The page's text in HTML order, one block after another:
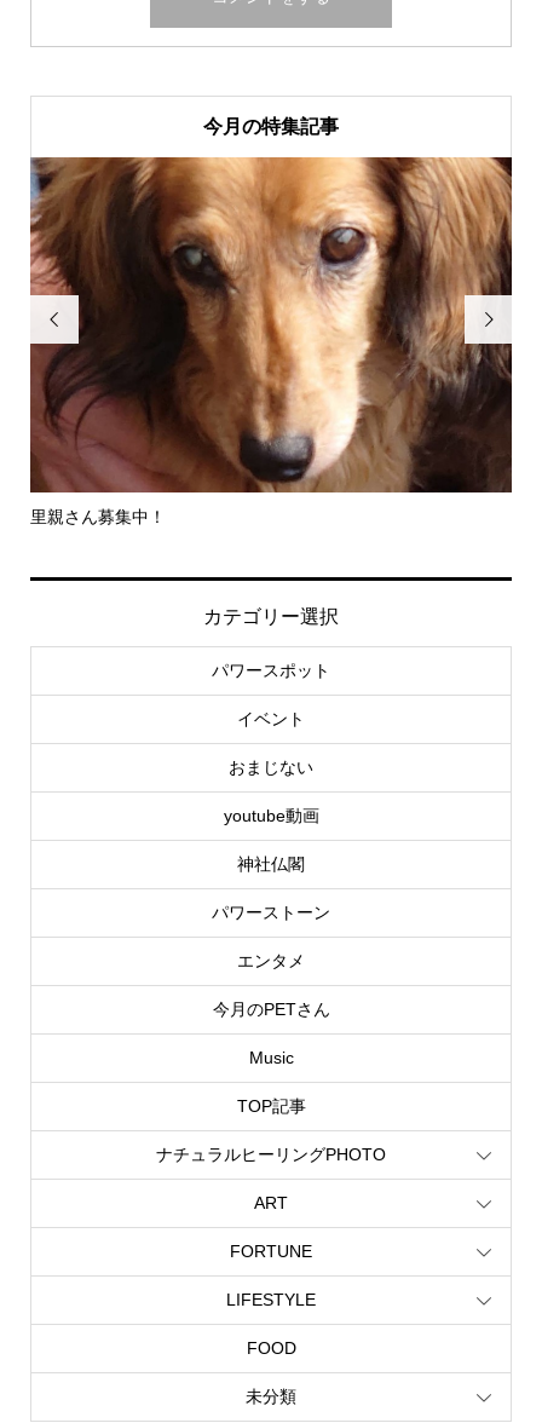
今月の特集記事

さん募集中！

カテゴリー選択
パワースポット
イベント
おまじない
youtube動画
神社仏閣
パワーストーン
エンタメ
今月のPETさん
Music
TOP記事
ナチュラルヒーリングPHOTO
ART
FORTUNE
LIFESTYLE
FOOD
未分類